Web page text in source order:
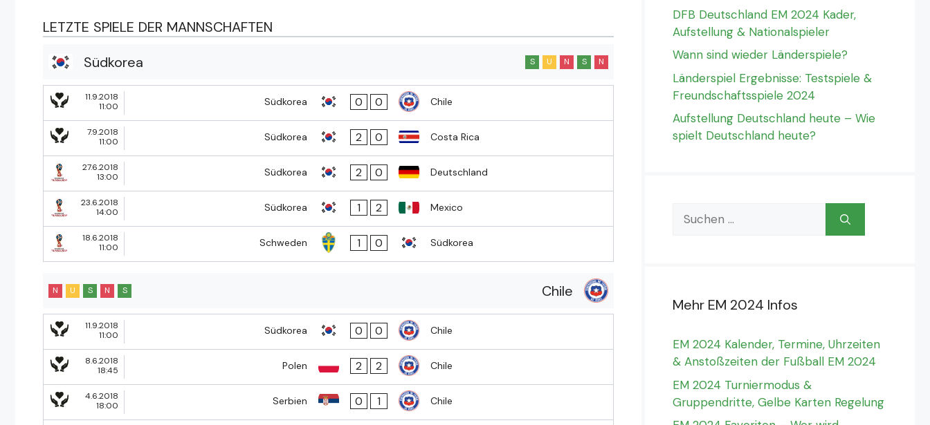
LETZTE SPIELE DER MANNSCHAFTEN
Südkorea
S U N S N
11.9.2018
11:00
Südkorea 0 0 Chile
7.9.2018
11:00
Südkorea 2 0 Costa Rica
27.6.2018
13:00
Südkorea 2 0 Deutschland
23.6.2018
14:00
Südkorea 1 2 Mexico
18.6.2018
11:00
Schweden 1 0 Südkorea
Chile
N U S N S
11.9.2018
11:00
Südkorea 0 0 Chile
8.6.2018
18:45
Polen 2 2 Chile
4.6.2018
18:00
Serbien 0 1 Chile
DFB Deutschland EM 2024 Kader,
Aufstellung & Nationalspieler
Wann sind wieder Länderspiele?
Länderspiel Ergebnisse: Testspiele &
Freundschaftsspiele 2024
Aufstellung Deutschland heute – Wie
spielt Deutschland heute?
Suchen
nach:
Mehr EM 2024 Infos
EM 2024 Kalender, Termine, Uhrzeiten
& Anstoßzeiten der Fußball EM 2024
EM 2024 Turniermodus &
Gruppendritte, Gelbe Karten Regelung